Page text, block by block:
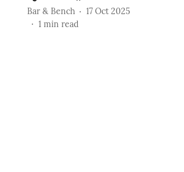
Bar & Bench
17 Oct 2025
1 min read